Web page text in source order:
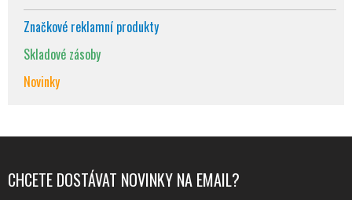
Značkové reklamní produkty
Skladové zásoby
Novinky
CHCETE DOSTÁVAT NOVINKY NA EMAIL?